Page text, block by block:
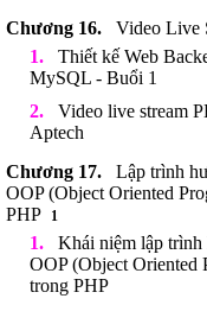
Video Live
Thiết kế Web
MySQL - Buổi 1
Video live stream
Aptech
Lập trình
OOP (Object Oriented
PHP
1
Khái niệm lập
OOP (Object Oriented
trong PHP